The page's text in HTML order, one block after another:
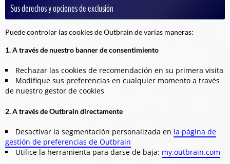
Sus derechos y opciones de exclusión
Puede controlar las cookies de Outbrain de varias maneras:
1. A través de nuestro banner de consentimiento
Rechazar las cookies de recomendación en su primera visita
Modifique sus preferencias en cualquier momento a través
de nuestro gestor de cookies
2. A través de Outbrain directamente
Desactivar la segmentación personalizada en la página de
gestión de preferencias de Outbrain
Utilice la herramienta para darse de baja: my.outbrain.com